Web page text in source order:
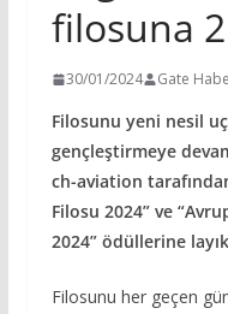
filosuna
30/01/2024 Gate
Filosunu yeni nesil
gençleştirmeye
ch-aviation
Filosu 2024” ve
2024” ödüllerine
Filosunu her geçen